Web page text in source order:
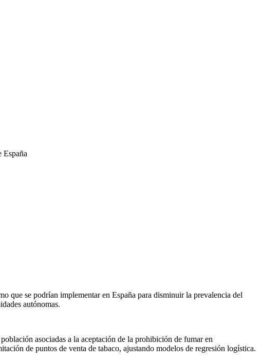
España
que se podrían implementar en España para disminuir la prevalencia del
autónomas.
asociadas a la aceptación de la prohibición de fumar en
de puntos de venta de tabaco, ajustando modelos de regresión logística.